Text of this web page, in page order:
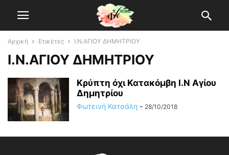
Αρχική Ετικέτες Ι.Ν.ΑΓΙΟΥ ΔΗΜΗΤΡΙΟΥ
Ι.Ν.ΑΓΙΟΥ ΔΗΜΗΤΡΙΟΥ
Κρύπτη όχι Κατακόμβη Ι.Ν Αγίου
Δημητρίου
Φωτεινή Κατσάλη - 28/10/2018